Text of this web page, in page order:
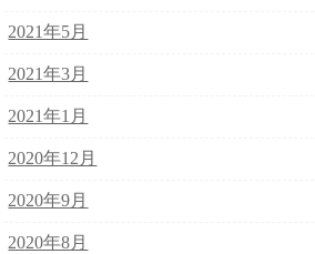
2021年5月
2021年3月
2021年1月
2020年12月
2020年9月
2020年8月